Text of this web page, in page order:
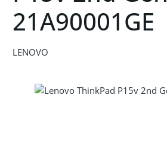
21A90001GE
LENOVO
Bildergalerie überspringen